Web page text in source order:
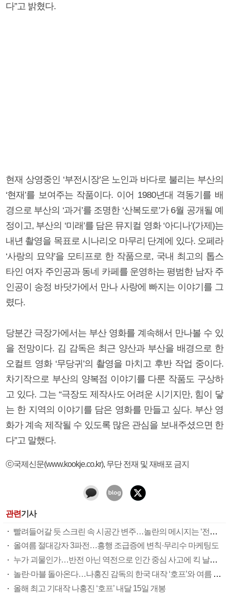
다”고 밝혔다.
현재 상영중인 ‘부전시장’은 노인과 바다로 불리는 부산의
‘현재’를 보여주는 작품이다. 이어 1980년대 격동기를 배
경으로 부산의 ‘과거’를 조명한 ‘산복도로’가 6월 공개될 예
정이고, 부산의 ‘미래’를 담은 뮤지컬 영화 ‘아디나’(가제)는
내년 촬영을 목표로 시나리오 마무리 단계에 있다. 오페라
‘사랑의 묘약’을 모티프로 한 작품으로, 국내 최고의 톱스
타인 여자 주인공과 동네 카페를 운영하는 평범한 남자 주
인공이 송정 바닷가에서 만나 사랑에 빠지는 이야기를 그
렸다.
당분간 극장가에서는 부산 영화를 계속해서 만나볼 수 있
을 전망이다. 김 감독은 최근 양산과 부산을 배경으로 한
오컬트 영화 ‘무당귀’의 촬영을 마치고 후반 작업 중이다.
차기작으로 부산의 양복점 이야기를 다룬 작품도 구상하
고 있다. 그는 “극장도 제작사도 어려운 시기지만, 힘이 닿
는 한 지역의 이야기를 담은 영화를 만들고 싶다. 부산 영
화가 계속 제작될 수 있도록 많은 관심을 보내주셨으면 한
다”고 말했다.
ⓒ국제신문(www.kookje.co.kr), 무단 전재 및 재배포 금지
관련기사
빨려들어갈 듯 스크린 속 시공간 변주…놀란의 메시지는 ‘전쟁 속죄’
올여름 절대강자 3파전…흥행 조급증에 변칙·무리수 마케팅도
누가 괴물인가…반전 아닌 역전으로 인간 중심 사고에 킥 날리다
놀란·마블 돌아온다…나홍진 감독의 한국 대작 ‘호프’와 여름 극장가 대전
올해 최고 기대작 나홍진 ‘호프’ 내달 15일 개봉